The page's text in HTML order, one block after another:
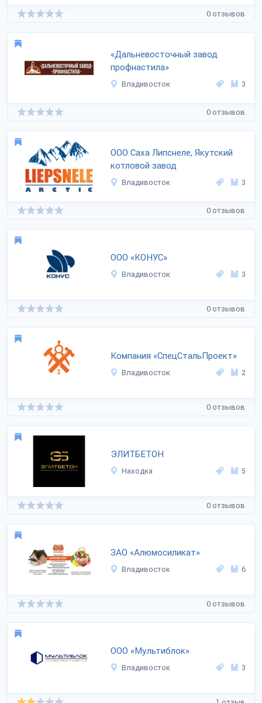
0 отзывов
«Дальневосточный завод
профнастила»
Владивосток 3
0 отзывов
ООО Саха Липснеле, Якутский
котловой завод
Владивосток 3
0 отзывов
ООО «КОНУС»
Владивосток 3
0 отзывов
Компания «СпецСтальПроект»
Владивосток 2
0 отзывов
ЭЛИТБЕТОН
Находка 5
0 отзывов
ЗАО «Алюмосиликат»
Владивосток 6
0 отзывов
ООО «Мультиблок»
Владивосток 3